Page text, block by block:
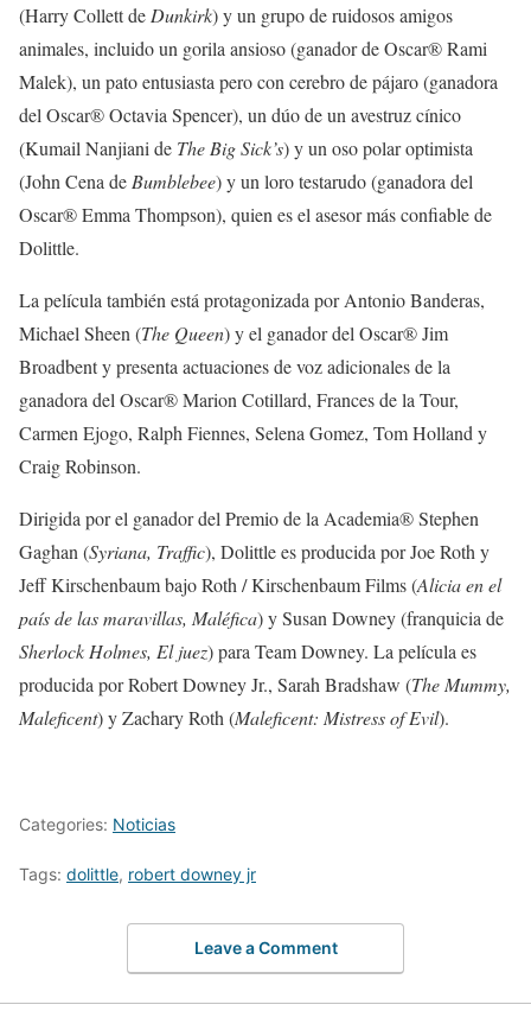
(Harry Collett de Dunkirk) y un grupo de ruidosos amigos
animales, incluido un gorila ansioso (ganador de Oscar® Rami
Malek), un pato entusiasta pero con cerebro de pájaro (ganadora
del Oscar® Octavia Spencer), un dúo de un avestruz cínico
(Kumail Nanjiani de The Big Sick’s) y un oso polar optimista
(John Cena de Bumblebee) y un loro testarudo (ganadora del
Oscar® Emma Thompson), quien es el asesor más confiable de
Dolittle.
La película también está protagonizada por Antonio Banderas,
Michael Sheen (The Queen) y el ganador del Oscar® Jim
Broadbent y presenta actuaciones de voz adicionales de la
ganadora del Oscar® Marion Cotillard, Frances de la Tour,
Carmen Ejogo, Ralph Fiennes, Selena Gomez, Tom Holland y
Craig Robinson.
Dirigida por el ganador del Premio de la Academia® Stephen
Gaghan (Syriana, Traffic), Dolittle es producida por Joe Roth y
Jeff Kirschenbaum bajo Roth / Kirschenbaum Films (Alicia en el
país de las maravillas, Maléfica) y Susan Downey (franquicia de
Sherlock Holmes, El juez) para Team Downey. La película es
producida por Robert Downey Jr., Sarah Bradshaw (The Mummy,
Maleficent) y Zachary Roth (Maleficent: Mistress of Evil).
Categories: Noticias
Tags: dolittle, robert downey jr
Leave a Comment